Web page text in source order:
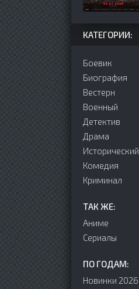
КАТЕГОРИИ:
Боевик
Биография
Вестерн
Военный
Детектив
Драма
Исторический
Комедия
Криминал
ТАК ЖЕ:
Аниме
Сериалы
ПО ГОДАМ:
Новинки 2026